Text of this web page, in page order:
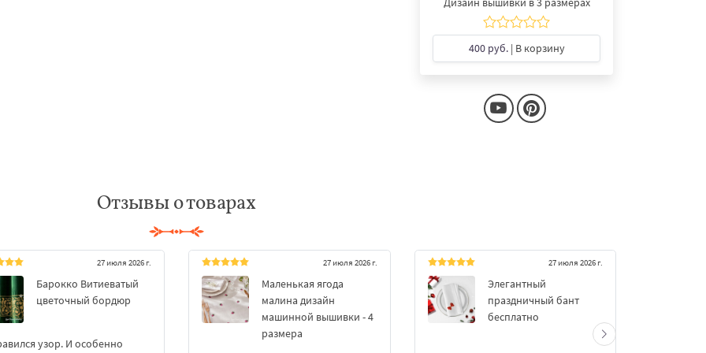
400 руб.| В корзину
Отзывы о товарах
27 июля 2026 г.
Барокко Витиеватый
цветочный бордюр
узор. И особенно
27 июля 2026 г.
Маленькая ягода
малина дизайн
машинной вышивки - 4
размера
27 июля 2026 г.
Элегантный
праздничный бант
бесплатно